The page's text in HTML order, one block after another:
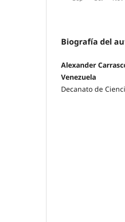
Biografía del
Alexander
Venezuela
Decanato de